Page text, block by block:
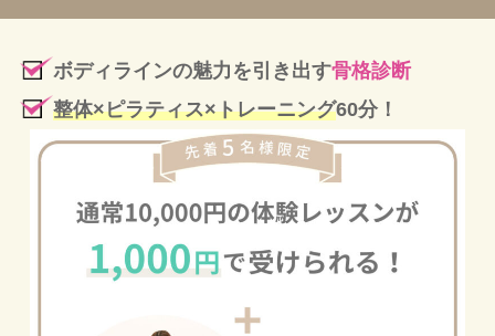
ボディラインの魅力を引き出す骨格診断
整体×ピラティス×トレーニング60分！